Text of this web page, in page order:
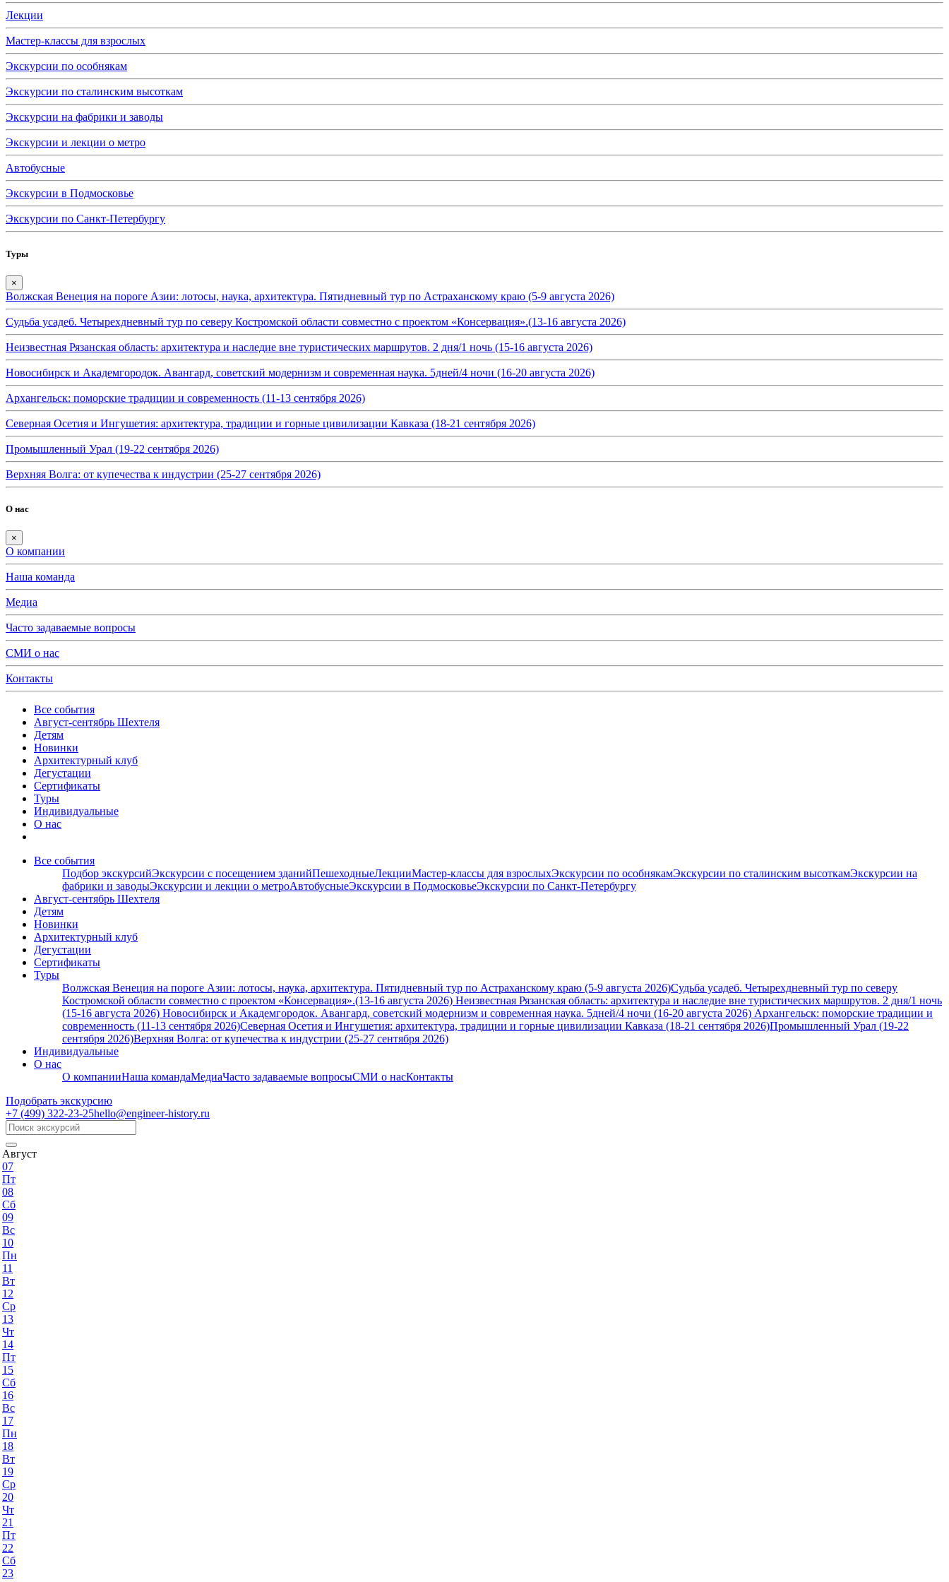
Лекции
Мастер-классы для взрослых
Экскурсии по особнякам
Экскурсии по сталинским высоткам
Экскурсии на фабрики и заводы
Экскурсии и лекции о метро
Автобусные
Экскурсии в Подмосковье
Экскурсии по Санкт-Петербургу
Туры
×
Волжская Венеция на пороге Азии: лотосы, наука, архитектура. Пятидневный тур по Астраханскому краю (5-9 августа 2026)
Судьба усадеб. Четырехдневный тур по северу Костромской области совместно с проектом «Консервация».(13-16 августа 2026)
Неизвестная Рязанская область: архитектура и наследие вне туристических маршрутов. 2 дня/1 ночь (15-16 августа 2026)
Новосибирск и Академгородок. Авангард, советский модернизм и современная наука. 5дней/4 ночи (16-20 августа 2026)
Архангельск: поморские традиции и современность (11-13 сентября 2026)
Северная Осетия и Ингушетия: архитектура, традиции и горные цивилизации Кавказа (18-21 сентября 2026)
Промышленный Урал (19-22 сентября 2026)
Верхняя Волга: от купечества к индустрии (25-27 сентября 2026)
О нас
×
О компании
Наша команда
Медиа
Часто задаваемые вопросы
СМИ о нас
Контакты
Все события
Август-сентябрь Шехтеля
Детям
Новинки
Архитектурный клуб
Дегустации
Сертификаты
Туры
Индивидуальные
О нас
Все события
Подбор экскурсийЭкскурсии с посещением зданийПешеходныеЛекцииМастер-классы для взрослыхЭкскурсии по особнякамЭкскурсии по сталинским высоткамЭкскурсии на
фабрики и заводыЭкскурсии и лекции о метроАвтобусныеЭкскурсии в ПодмосковьеЭкскурсии по Санкт-Петербургу
Август-сентябрь Шехтеля
Детям
Новинки
Архитектурный клуб
Дегустации
Сертификаты
Туры
Волжская Венеция на пороге Азии: лотосы, наука, архитектура. Пятидневный тур по Астраханскому краю (5-9 августа 2026)Судьба усадеб. Четырехдневный тур по северу
Костромской области совместно с проектом «Консервация».(13-16 августа 2026) Неизвестная Рязанская область: архитектура и наследие вне туристических маршрутов. 2 дня/1 ночь
(15-16 августа 2026) Новосибирск и Академгородок. Авангард, советский модернизм и современная наука. 5дней/4 ночи (16-20 августа 2026) Архангельск: поморские традиции и
современность (11-13 сентября 2026)Северная Осетия и Ингушетия: архитектура, традиции и горные цивилизации Кавказа (18-21 сентября 2026)Промышленный Урал (19-22
сентября 2026)Верхняя Волга: от купечества к индустрии (25-27 сентября 2026)
Индивидуальные
О нас
О компанииНаша командаМедиаЧасто задаваемые вопросыСМИ о насКонтакты
Подобрать экскурсию
+7 (499) 322-23-25hello@engineer-history.ru
Август
07
Пт
08
Сб
09
Вс
10
Пн
11
Вт
12
Ср
13
Чт
14
Пт
15
Сб
16
Вс
17
Пн
18
Вт
19
Ср
20
Чт
21
Пт
22
Сб
23